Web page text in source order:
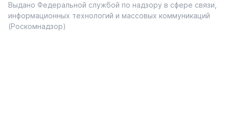
Выдано Федеральной службой по надзору в сфере связи,
информационных технологий и массовых коммуникаций
(Роскомнадзор)